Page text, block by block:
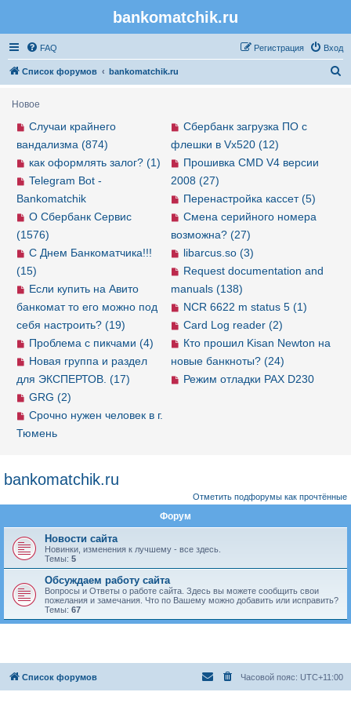
bankomatchik.ru
FAQ Вход
Регистрация
Список форумов bankomatchik.ru
Новое
Сбербанк загрузка ПО с
флешки в Vx520 (12)
Прошивка CMD V4 версии
2008 (27)
Перенастройка кассет (5)
Смена серийного номера
возможна? (27)
libarcus.so (3)
Request documentation and
manuals (138)
NCR 6622 m status 5 (1)
Card Log reader (2)
Кто прошил Kisan Newton на
новые банкноты? (24)
Режим отладки PAX D230
Случаи крайнего
вандализма (874)
как оформлять залог? (1)
Telegram Bot -
Bankomatchik
О Сбербанк Сервис
(1576)
С Днем Банкоматчика!!!
(15)
Если купить на Авито
банкомат то его можно под
себя настроить? (19)
Проблема с пикчами (4)
Новая группа и раздел
для ЭКСПЕРТОВ. (17)
GRG (2)
Срочно нужен человек в г.
Тюмень
bankomatchik.ru
Отметить подфорумы как прочтённые
Форум
Новости сайта
Новинки, изменения к лучшему - все здесь.
Темы: 5
Обсуждаем работу сайта
Вопросы и Ответы о работе сайта. Здесь вы можете сообщить свои
пожелания и замечания. Что по Вашему можно добавить или исправить?
Темы: 67
Список форумов Часовой пояс: UTC+11:00